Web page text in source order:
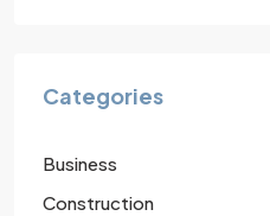
Categories
Business
Construction